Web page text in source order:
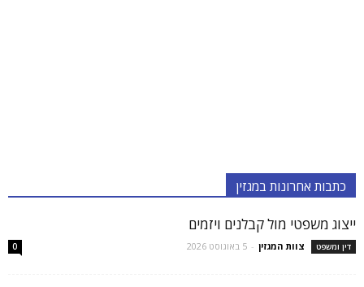
כתבות אחרונות במגזין
ייצוג משפטי מול קבלנים ויזמים
דין ומשפט צוות המגזין - 5 באוגוסט 2026 0